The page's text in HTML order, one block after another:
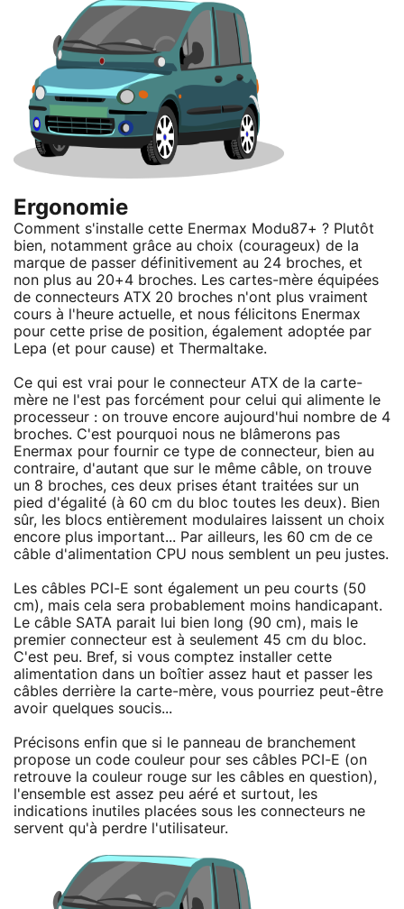
Ergonomie
Comment s'installe cette Enermax Modu87+ ? Plutôt
bien, notamment grâce au choix (courageux) de la
marque de passer définitivement au 24 broches, et
non plus au 20+4 broches. Les cartes-mère équipées
de connecteurs ATX 20 broches n'ont plus vraiment
cours à l'heure actuelle, et nous félicitons Enermax
pour cette prise de position, également adoptée par
Lepa (et pour cause) et Thermaltake.
Ce qui est vrai pour le connecteur ATX de la carte-
mère ne l'est pas forcément pour celui qui alimente le
processeur : on trouve encore aujourd'hui nombre de 4
broches. C'est pourquoi nous ne blâmerons pas
Enermax pour fournir ce type de connecteur, bien au
contraire, d'autant que sur le même câble, on trouve
un 8 broches, ces deux prises étant traitées sur un
pied d'égalité (à 60 cm du bloc toutes les deux). Bien
sûr, les blocs entièrement modulaires laissent un choix
encore plus important... Par ailleurs, les 60 cm de ce
câble d'alimentation CPU nous semblent un peu justes.
Les câbles PCI-E sont également un peu courts (50
cm), mais cela sera probablement moins handicapant.
Le câble SATA parait lui bien long (90 cm), mais le
premier connecteur est à seulement 45 cm du bloc.
C'est peu. Bref, si vous comptez installer cette
alimentation dans un boîtier assez haut et passer les
câbles derrière la carte-mère, vous pourriez peut-être
avoir quelques soucis...
Précisons enfin que si le panneau de branchement
propose un code couleur pour ses câbles PCI-E (on
retrouve la couleur rouge sur les câbles en question),
l'ensemble est assez peu aéré et surtout, les
indications inutiles placées sous les connecteurs ne
servent qu'à perdre l'utilisateur.